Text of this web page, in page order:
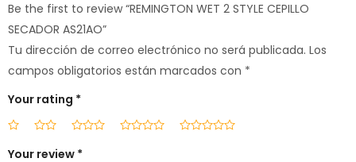
Be the first to review “REMINGTON WET 2 STYLE CEPILLO
SECADOR AS21AO”
Tu dirección de correo electrónico no será publicada. Los
campos obligatorios están marcados con *
Your rating *
Your review *